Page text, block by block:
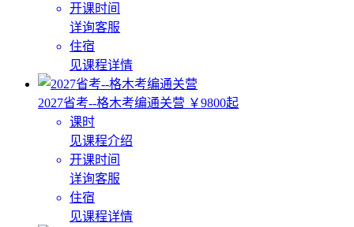
开课时间
详询客服
住宿
见课程详情
2027省考--格木考编通关营 ￥9800起
课时
见课程介绍
开课时间
详询客服
住宿
见课程详情